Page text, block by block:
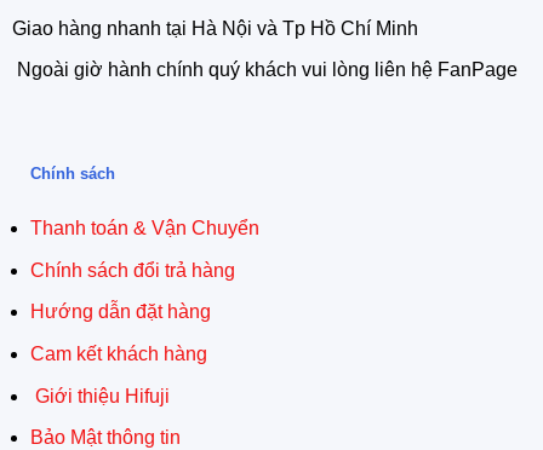
Giao hàng nhanh tại Hà Nội và Tp Hồ Chí Minh
Ngoài giờ hành chính quý khách vui lòng liên hệ FanPage
Chính sách
Thanh toán & Vận Chuyển
Chính sách đổi trả hàng
Hướng dẫn đặt hàng
Cam kết khách hàng
Giới thiệu Hifuji
Bảo Mật thông tin